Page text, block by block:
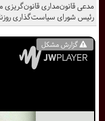
گزارش مشکل
مدعی قانون‌مداری قانون‌گریزی
رئیس شورای سیاست‌گذاری